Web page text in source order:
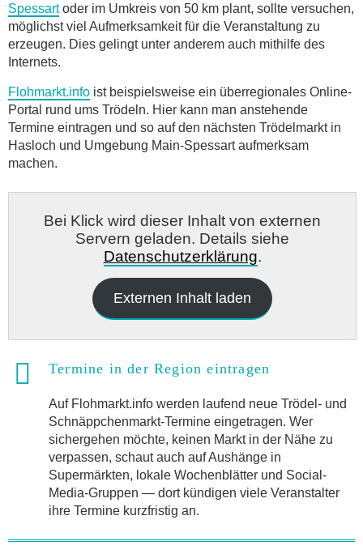
Spessartoder im Umkreis von 50 km plant, sollte versuchen,
möglichst viel Aufmerksamkeit für die Veranstaltung zu
erzeugen. Dies gelingt unter anderem auch mithilfe des
Internets.
Flohmarkt.info ist beispielsweise ein überregionales Online-
Portal rund ums Trödeln. Hier kann man anstehende
Termine eintragen und so auf den nächsten Trödelmarkt in
Hasloch und Umgebung Main-Spessart aufmerksam
machen.
Bei Klick wird dieser Inhalt von externen
Servern geladen. Details siehe
Datenschutzerklärung.
Externen Inhalt laden
Termine in der Region eintragen
Auf Flohmarkt.info werden laufend neue Trödel- und
Schnäppchenmarkt-Termine eingetragen. Wer
sichergehen möchte, keinen Markt in der Nähe zu
verpassen, schaut auch auf Aushänge in
Supermärkten, lokale Wochenblätter und Social-
Media-Gruppen — dort kündigen viele Veranstalter
ihre Termine kurzfristig an.